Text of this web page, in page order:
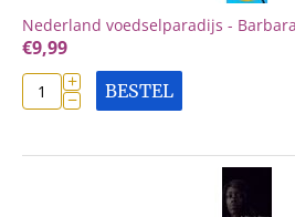
Nederland voedselparadijs -
€9,99
+
− BESTEL